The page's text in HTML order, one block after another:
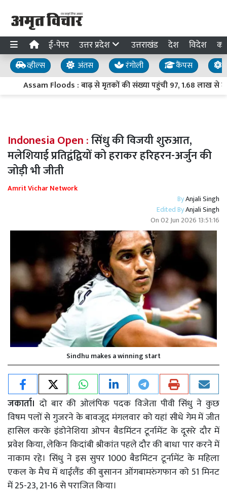
ई-पेपर उत्तर प्रदेश उत्तराखंड देश विदेश
व्हील्स अंतस रंगोली कैंपस
Assam Floods : बाढ़ से मृतकों की संख्या पहुंची 97, 1.68 लाख से
Indonesia Open :सिंधु की विजयी शुरुआत,
मलेशियाई प्रतिद्वंद्वियों को हराकर हरिहरन-अर्जुन की
जोड़ी भी जीती
Amrit Vichar Network
ByAnjali Singh
Edited ByAnjali Singh
On02 Jun 2026 13:51:16
Sindhu makes a winning start
जकार्ता। दो बार की ओलंपिक पदक विजेता पीवी सिंधु ने कुछ
विषम पलों से गुजरने के बावजूद मंगलवार को यहां सीधे गेम में जीत
हासिल करके इंडोनेशिया ओपन बैडमिंटन टूर्नामेंट के दूसरे दौर में
प्रवेश किया, लेकिन किदांबी श्रीकांत पहले दौर की बाधा पार करने में
नाकाम रहे। सिंधु ने इस सुपर 1000 बैडमिंटन टूर्नामेंट के महिला
एकल के मैच में थाईलैंड की बुसानन ओंगबामरुंगफान को 51 मिनट
में 25-23, 21-16 से पराजित किया।